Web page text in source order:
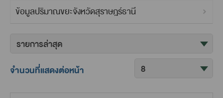
ข้อมูลปริมาณขยะจังหวัดสุราษฎร์ธานี
จำนวนที่แสดงต่อหน้า